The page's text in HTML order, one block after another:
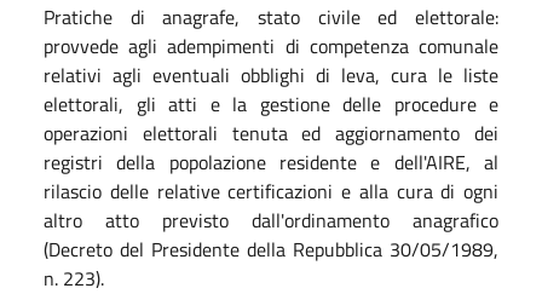
Pratiche di anagrafe, stato civile ed elettorale:
provvede agli adempimenti di competenza comunale
relativi agli eventuali obblighi di leva, cura le liste
elettorali, gli atti e la gestione delle procedure e
operazioni elettorali tenuta ed aggiornamento dei
registri della popolazione residente e dell'AIRE, al
rilascio delle relative certificazioni e alla cura di ogni
altro atto previsto dall'ordinamento anagrafico
(Decreto del Presidente della Repubblica 30/05/1989,
n. 223).